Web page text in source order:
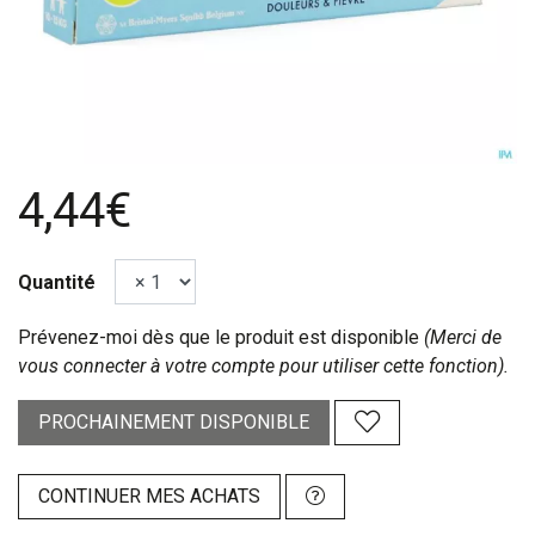
4,44€
Quantité
Prévenez-moi dès que le produit est disponible (Merci de
vous connecter à votre compte pour utiliser cette fonction).
PROCHAINEMENT DISPONIBLE
CONTINUER MES ACHATS